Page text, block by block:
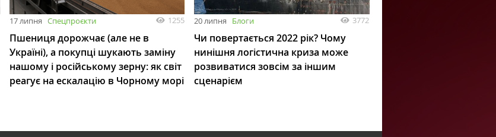
17 липня Спецпроєкти 1255
Пшениця дорожчає (але не в
Україні), а покупці шукають заміну
нашому і російському зерну: як світ
реагує на ескалацію в Чорному морі
20 липня Блоги 3772
Чи повертається 2022 рік? Чому
нинішня логістична криза може
розвиватися зовсім за іншим
сценарієм